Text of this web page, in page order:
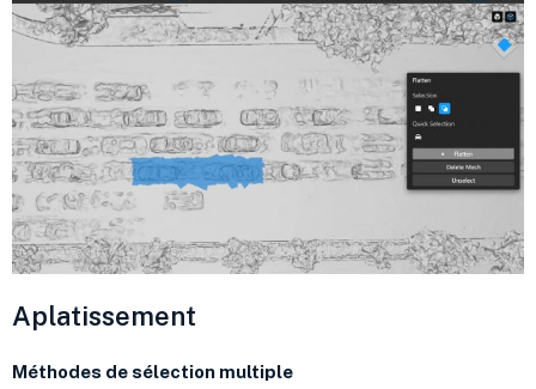
Aplatissement
Méthodes de sélection multiple